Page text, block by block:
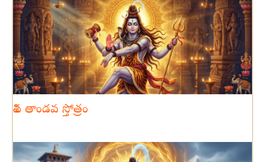
శివ తాండవ స్తోత్రం